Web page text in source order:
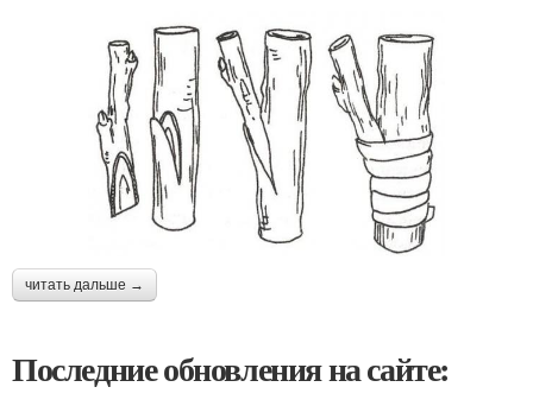
читать дальше →
Последние обновления на сайте: